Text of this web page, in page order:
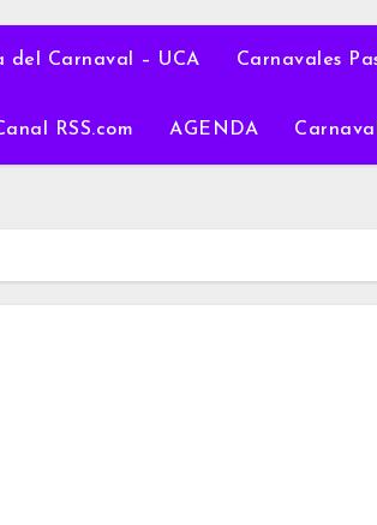
del Carnaval – UCA Carnavales
RSS.com AGENDA